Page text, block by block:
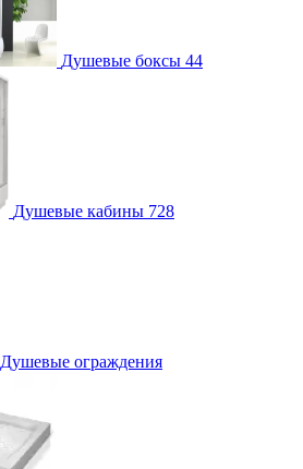
Душевые боксы 44
Душевые кабины 728
Душевые ограждения